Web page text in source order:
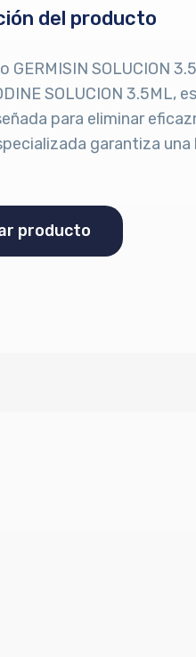
del producto
GERMISIN SOLUCION
SOLUCION 3.5ML,
para eliminar
garantiza
producto